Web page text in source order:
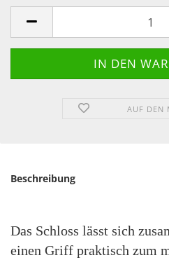
AUF DEN
Beschreibung
Das Schloss lässt sich
einen Griff praktisch zum